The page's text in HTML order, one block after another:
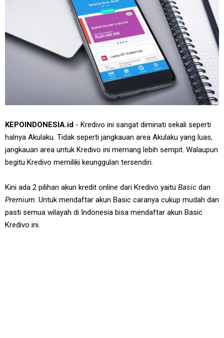
KEPOINDONESIA.id - Kredivo ini sangat diminati sekali seperti
halnya Akulaku. Tidak seperti jangkauan area Akulaku yang luas,
jangkauan area untuk Kredivo ini memang lebih sempit. Walaupun
begitu Kredivo memiliki keunggulan tersendiri.
Kini ada 2 pilihan akun kredit online dari Kredivo yaitu Basic dan
Premium. Untuk mendaftar akun Basic caranya cukup mudah dan
pasti semua wilayah di Indonesia bisa mendaftar akun Basic
Kredivo ini.